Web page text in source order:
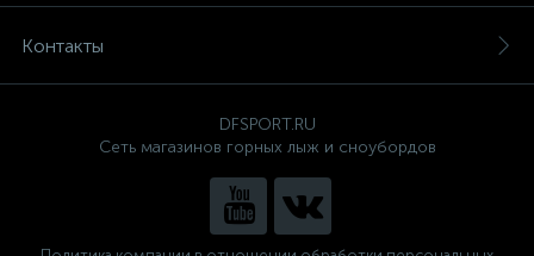
Контакты
DFSPORT.RU
Сеть магазинов горных лыж и сноубордов